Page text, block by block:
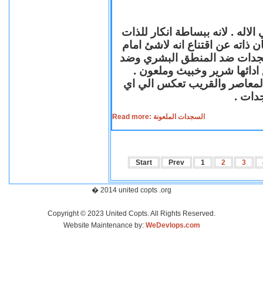
. لانه ببساطة انكار للذات
ذاته عن اقتناع انه لاشئ امام
ضد المنطق البشري وضد
ادائها شرير وخبيث وملعون .
المعاصر والقريب تعكس الي اي
.
Read more: السجدات الملعونة
Start Prev 1 2 3
� 2014 united copts .org
Copyright © 2023 United Copts. All Rights Reserved.
Website Maintenance by: WeDevlops.com